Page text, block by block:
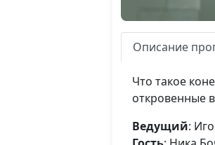
Описание
Что такое
откровенные
Ведущий: